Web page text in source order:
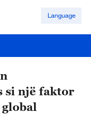
Language
si një faktor